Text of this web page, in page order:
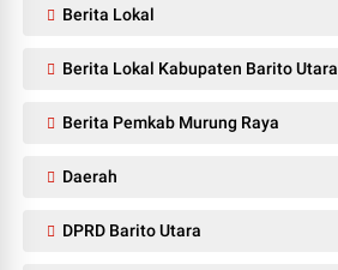
Berita Lokal
Berita Lokal Kabupaten Barito Utara
Berita Pemkab Murung Raya
Daerah
DPRD Barito Utara